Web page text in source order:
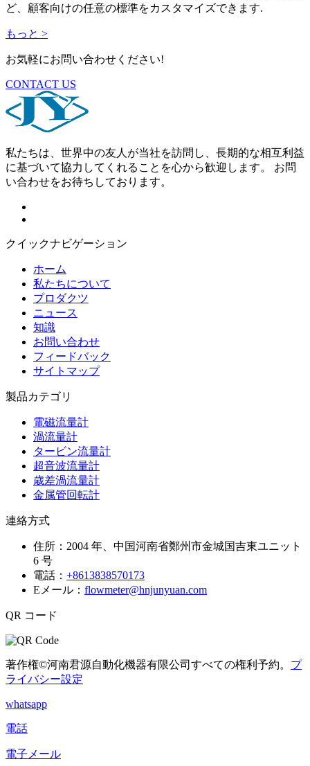
ど、顧客向けの任意の標準をカスタマイズできます.
もっと >
お気軽にお問い合わせください!
CONTACT US
私たちは、世界中の友人が当社を訪問し、長期的な相互利益
に基づいて協力してくれることを心から歓迎します。 お問
い合わせをお待ちしております。
クイックナビゲーション
ホーム
私たちについて
プロダクツ
ニュース
知識
お問い合わせ
フィードバック
サイトマップ
製品カテゴリ
電磁流量計
渦流量計
タービン流量計
超音波流量計
歳差渦流量計
金属管回転計
連絡方式
住所： 2004 年、中国河南省鄭州市金城国吉東ユニット
6 号
電話： +8613838570173
Eメール： flowmeter@hnjunyuan.com
QR コード
著作権©河南君源自動化機器有限公司すべての権利予約。 プ
ライバシー設定
whatsapp
電話
電子メール